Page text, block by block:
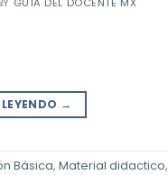
→
Básica, Material didactico,